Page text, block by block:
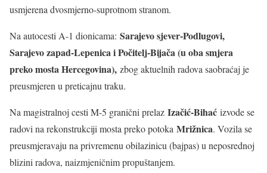
usmjerena dvosmjerno-suprotnom stranom.
Na autocesti A-1 dionicama: Sarajevo sjever-Podlugovi,
Sarajevo zapad-Lepenica i Počitelj-Bijača (u oba smjera
preko mosta Hercegovina), zbog aktuelnih radova saobraćaj je
preusmjeren u preticajnu traku.
Na magistralnoj cesti M-5 granični prelaz Izačić-Bihać izvode se
radovi na rekonstrukciji mosta preko potoka Mrižnica. Vozila se
preusmjeravaju na privremenu obilazinicu (bajpas) u neposrednoj
blizini radova, naizmjeničnim propuštanjem.